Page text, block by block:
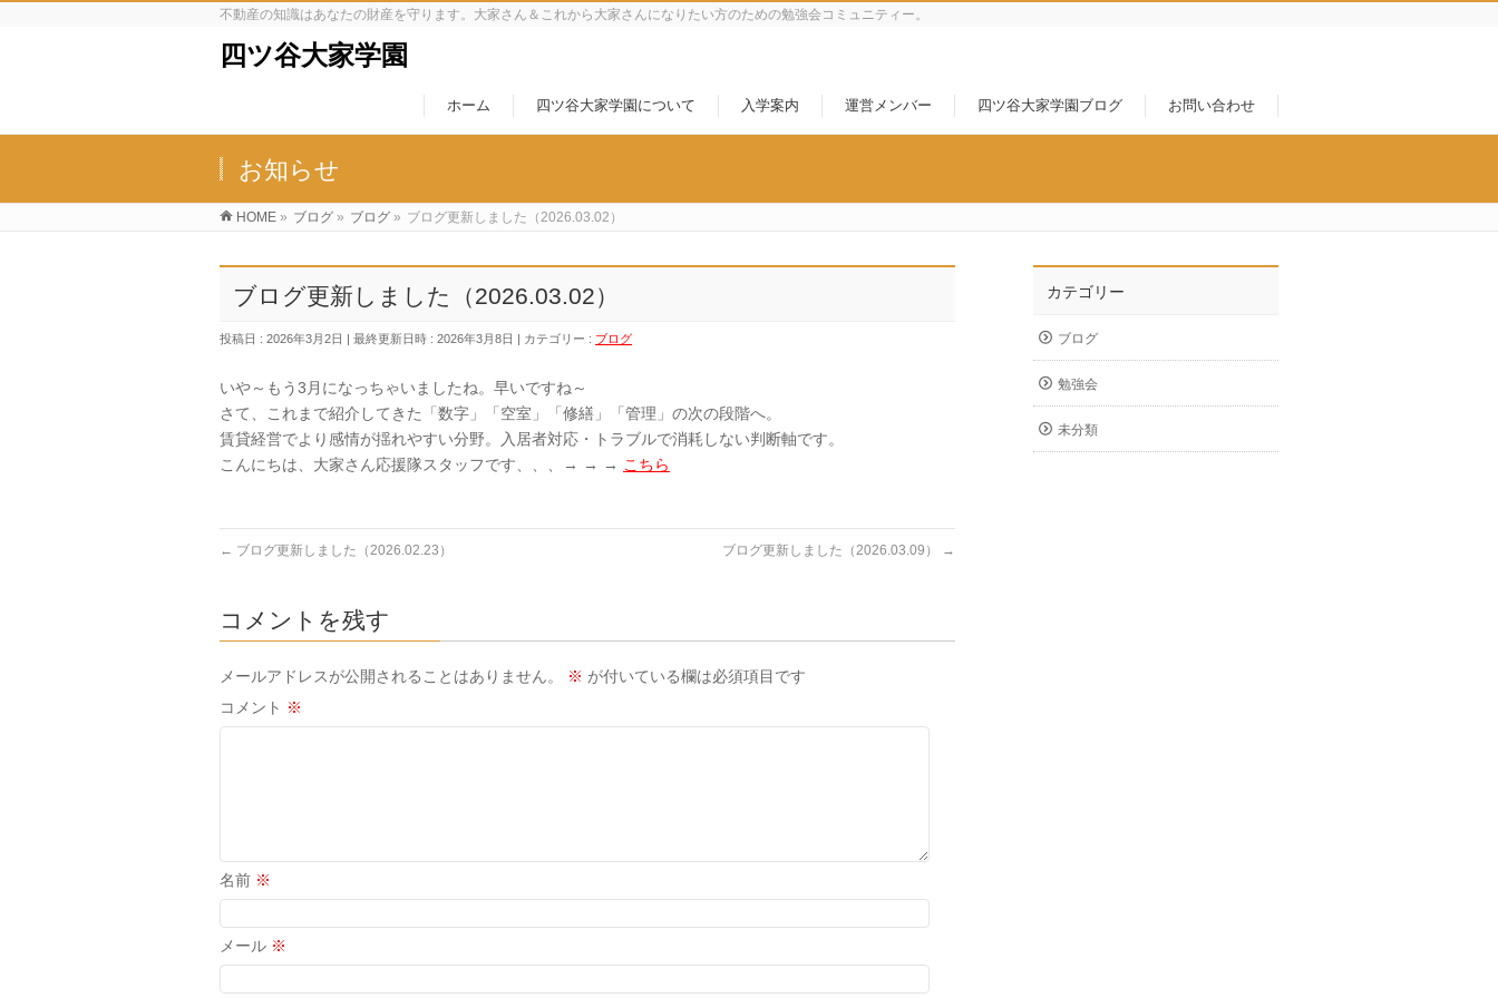
不動産の知識はあなたの財産を守ります。大家さん＆これから大家さんになりたい方のための勉強会コミュニティー。
四ツ谷大家学園
ホーム 四ツ谷大家学園について 入学案内 運営メンバー 四ツ谷大家学園ブログ お問い合わせ
お知らせ
HOME » ブログ » ブログ » ブログ更新しました（2026.03.02）
ブログ更新しました（2026.03.02）
投稿日 : 2026年3月2日 最終更新日時 : 2026年3月8日 カテゴリー : ブログ
いや～もう3月になっちゃいましたね。早いですね～
さて、これまで紹介してきた「数字」「空室」「修繕」「管理」の次の段階へ。
賃貸経営でより感情が揺れやすい分野。入居者対応・トラブルで消耗しない判断軸です。
こんにちは、大家さん応援隊スタッフです、、、→ → → こちら
← ブログ更新しました（2026.02.23） ブログ更新しました（2026.03.09） →
コメントを残す
メールアドレスが公開されることはありません。 ※ が付いている欄は必須項目です
コメント ※
名前 ※
メール ※
カテゴリー
ブログ
勉強会
未分類